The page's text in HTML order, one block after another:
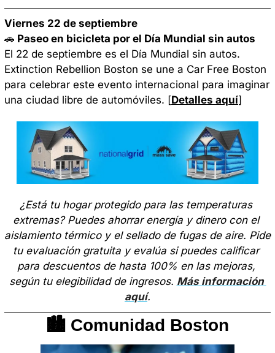
Viernes 22 de septiembre
🚗 Paseo en bicicleta por el Día Mundial sin autos
El 22 de septiembre es el Día Mundial sin autos.
Extinction Rebellion Boston se une a Car Free Boston
para celebrar este evento internacional para imaginar
una ciudad libre de automóviles. [Detalles aquí]
¿Está tu hogar protegido para las temperaturas
extremas? Puedes ahorrar energía y dinero con el
aislamiento térmico y el sellado de fugas de aire. Pide
tu evaluación gratuita y evalúa si puedes calificar
para descuentos de hasta 100% en las mejoras,
según tu elegibilidad de ingresos. Más información
aquí.
🏙️ Comunidad Boston